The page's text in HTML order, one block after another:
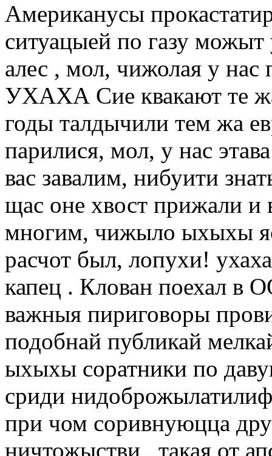
Американусы
ситуацыей по газу
алес , мол, чижолая у
УХАХА Сие квакают те
годы талдычили тем жа
парилися, мол, у нас
вас завалим, нибуити
щас оне хвост прижали
многим, чижыло ыхыхы
расчот был, лопухи!
капец . Клован поехал в
важныя пириговоры
подобнай публикай
ыхыхы соратники по
сриди
при чом соривнуюцца
ничтожыстви , такая от